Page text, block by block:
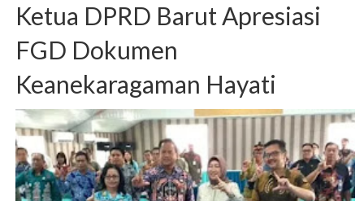
Ketua DPRD Barut Apresiasi
FGD Dokumen
Keanekaragaman Hayati